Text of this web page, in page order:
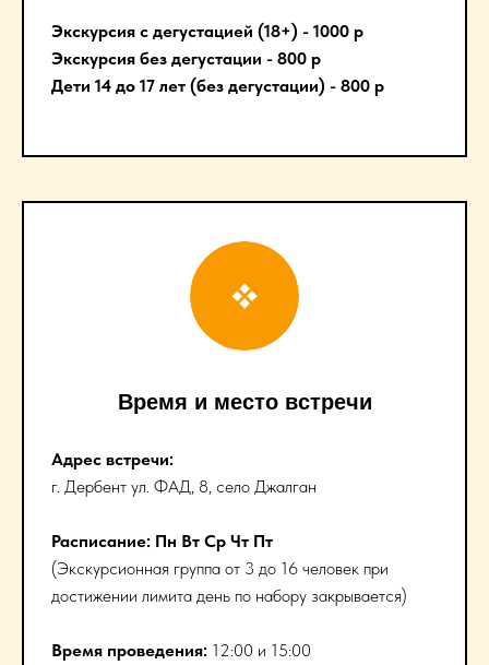
Экскурсия с дегустацией (18+) - 1000 р
Экскурсия без дегустации - 800 р
Дети 14 до 17 лет (без дегустации) - 800 р
Время и место встречи
Адрес встречи:
г. Дербент ул. ФАД, 8, село Джалган
Расписание: Пн Вт Ср Чт Пт
(Экскурсионная группа от 3 до 16 человек при
достижении лимита день по набору закрывается)
Время проведения: 12:00 и 15:00